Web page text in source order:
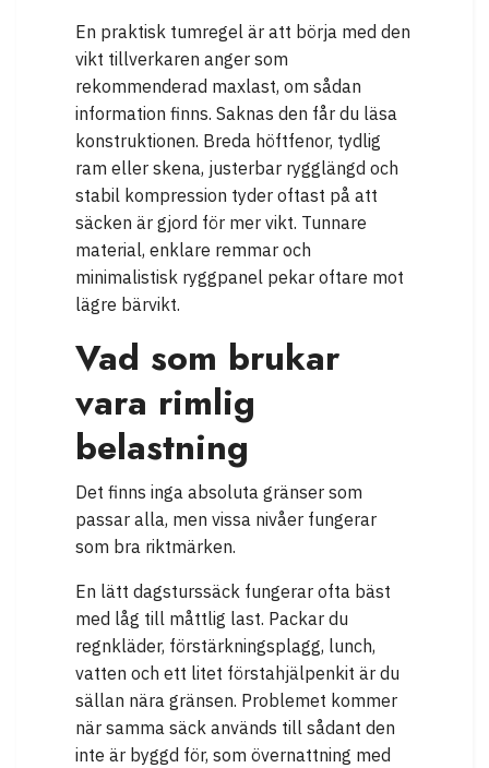
En praktisk tumregel är att börja med den
vikt tillverkaren anger som
rekommenderad maxlast, om sådan
information finns. Saknas den får du läsa
konstruktionen. Breda höftfenor, tydlig
ram eller skena, justerbar rygglängd och
stabil kompression tyder oftast på att
säcken är gjord för mer vikt. Tunnare
material, enklare remmar och
minimalistisk ryggpanel pekar oftare mot
lägre bärvikt.
Vad som brukar
vara rimlig
belastning
Det finns inga absoluta gränser som
passar alla, men vissa nivåer fungerar
som bra riktmärken.
En lätt dagsturssäck fungerar ofta bäst
med låg till måttlig last. Packar du
regnkläder, förstärkningsplagg, lunch,
vatten och ett litet förstahjälpenkit är du
sällan nära gränsen. Problemet kommer
när samma säck används till sådant den
inte är byggd för, som övernattning med